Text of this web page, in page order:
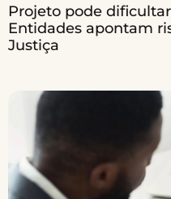
Projeto pode
Entidades apontam
Justiça